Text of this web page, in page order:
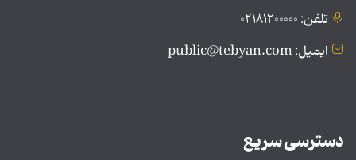
تلفن: ۰۲۱۸۱۲۰۰۰۰۰
ایمیل: public@tebyan.com
دسترسی سریع